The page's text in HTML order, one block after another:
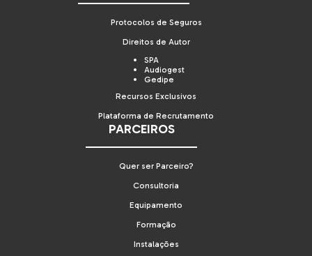
Protocolos de Seguros
Direitos de Autor
SPA
Audiogest
Gedipe
Recursos Exclusivos
Plataforma de Recrutamento
PARCEIROS
Quer ser Parceiro?
Consultoria
Equipamento
Formação
Instalações